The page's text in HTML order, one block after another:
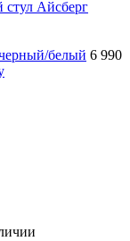
белый 6 990